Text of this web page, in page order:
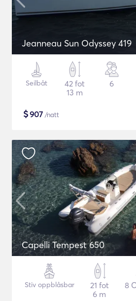
Jeanneau Sun Odyssey 419
Seilbåt
42 fot
13 m
6
$907 /natt
Capelli Tempest 650
Stiv oppblåsbar
21 fot
6 m
8